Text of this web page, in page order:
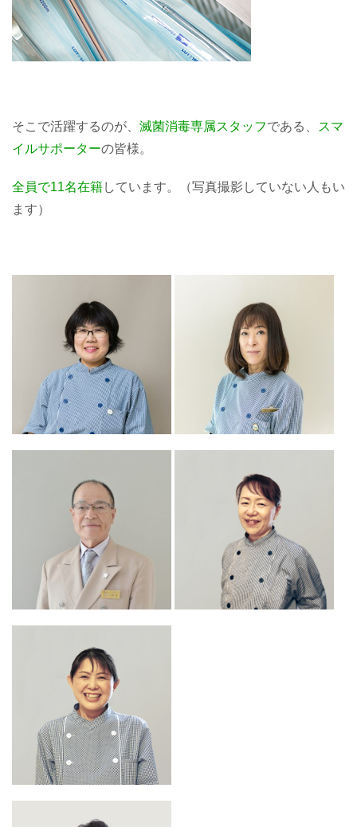
そこで活躍するのが、 滅菌消毒専属スタッフである、
スマ
イルサポーターの皆様。
全員で11名在籍しています。（写真撮影していない人もい
ます）